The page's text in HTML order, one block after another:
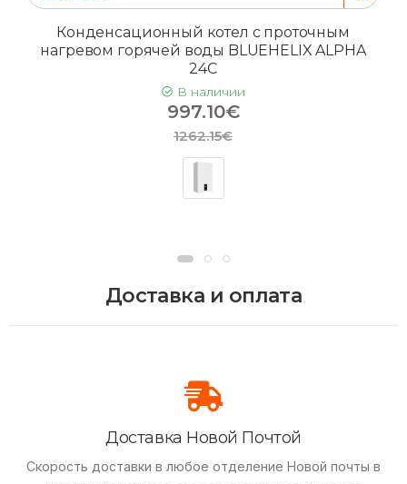
Конденсационный котел с проточным
нагревом горячей воды BLUEHELIX ALPHA
24C
В наличии
997.10€
1262.15€
Доставка и оплата
Доставка Новой Почтой
Скорость доставки в любое отделение Новой почты в